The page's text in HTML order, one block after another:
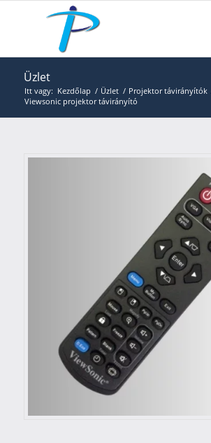
Üzlet
Itt vagy: Kezdőlap / Üzlet / Projektor távirányítók
Viewsonic projektor távirányító